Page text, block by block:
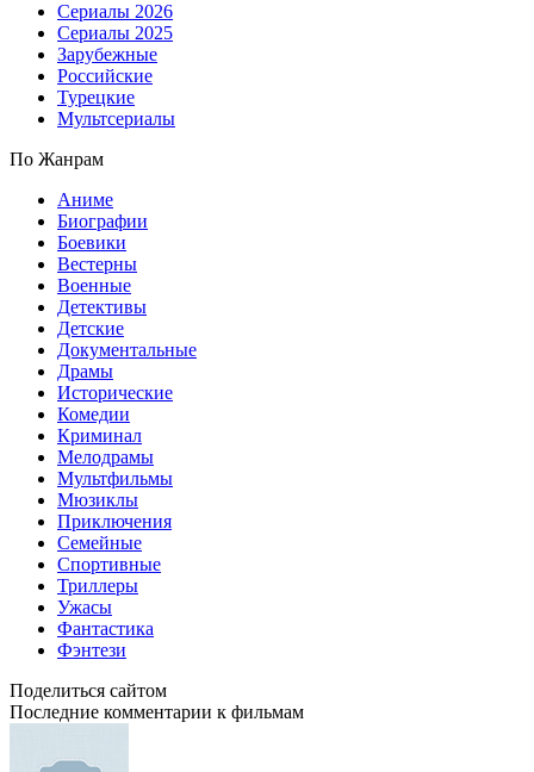
Сериалы 2026
Сериалы 2025
Зарубежные
Российские
Турецкие
Мультсериалы
По Жанрам
Аниме
Биографии
Боевики
Вестерны
Военные
Детективы
Детские
Документальные
Драмы
Исторические
Комедии
Криминал
Мелодрамы
Мультфильмы
Мюзиклы
Приключения
Семейные
Спортивные
Триллеры
Ужасы
Фантастика
Фэнтези
Поделиться сайтом
Последние комментарии к фильмам